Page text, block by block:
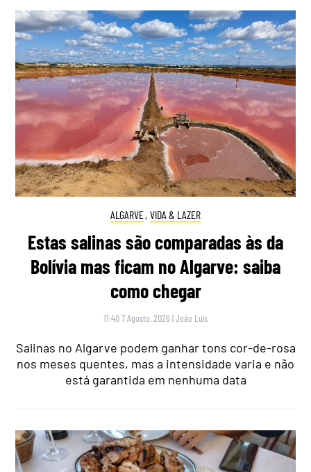
ALGARVE, VIDA & LAZER
Estas salinas são comparadas às da
Bolívia mas ficam no Algarve: saiba
como chegar
11:40 7 Agosto, 2026 |João Luís
Salinas no Algarve podem ganhar tons cor-de-rosa
nos meses quentes, mas a intensidade varia e não
está garantida em nenhuma data